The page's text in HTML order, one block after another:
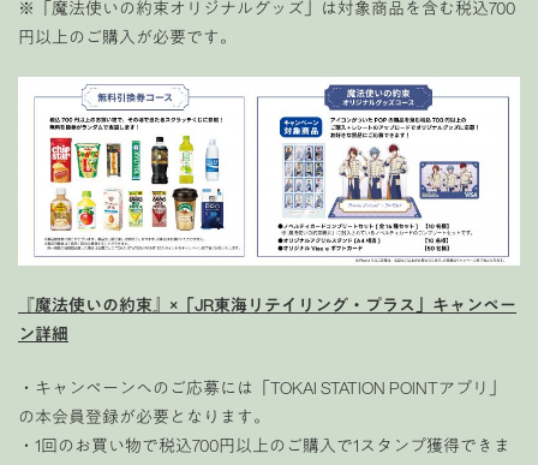
※「魔法使いの約束オリジナルグッズ」は対象商品を含む税込700
円以上のご購入が必要です。
『魔法使いの約束』×「JR東海リテイリング・プラス」キャンペー
ン詳細
・キャンペーンへのご応募には「TOKAI STATION POINTアプリ」
の本会員登録が必要となります。
・1回のお買い物で税込700円以上のご購入で1スタンプ獲得できま